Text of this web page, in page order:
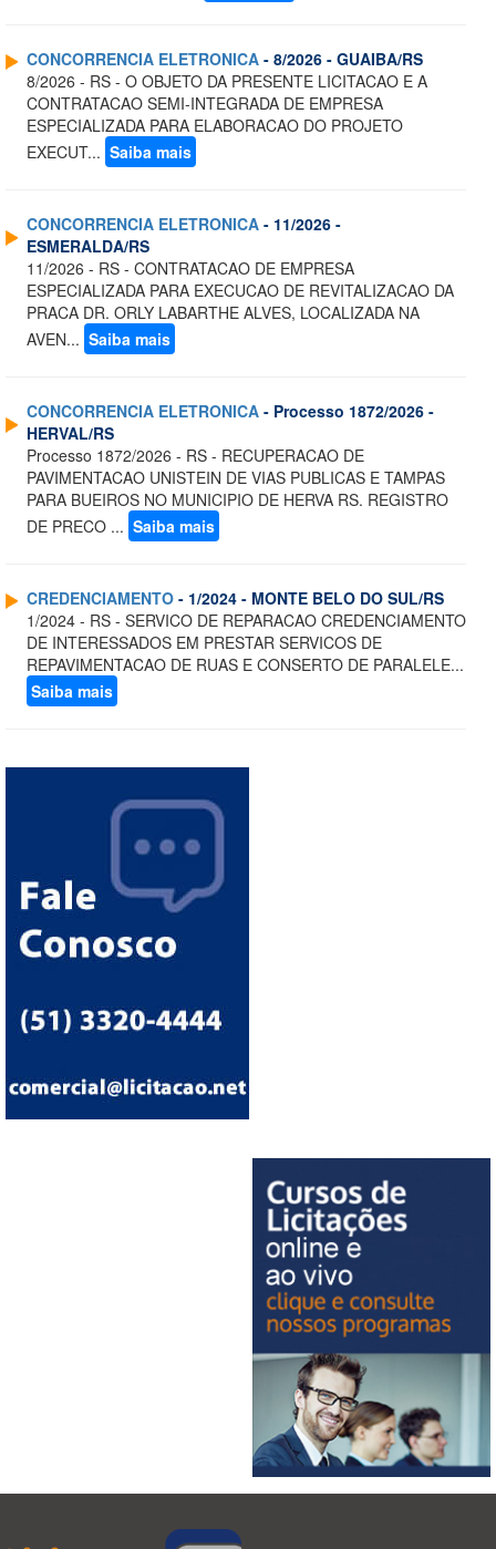
CONCORRENCIA ELETRONICA - 8/2026 - GUAIBA/RS
8/2026 - RS - O OBJETO DA PRESENTE LICITACAO E A
CONTRATACAO SEMI-INTEGRADA DE EMPRESA
ESPECIALIZADA PARA ELABORACAO DO PROJETO
EXECUT... Saiba mais
CONCORRENCIA ELETRONICA - 11/2026 -
ESMERALDA/RS
11/2026 - RS - CONTRATACAO DE EMPRESA
ESPECIALIZADA PARA EXECUCAO DE REVITALIZACAO DA
PRACA DR. ORLY LABARTHE ALVES, LOCALIZADA NA
AVEN... Saiba mais
CONCORRENCIA ELETRONICA - Processo 1872/2026 -
HERVAL/RS
Processo 1872/2026 - RS - RECUPERACAO DE
PAVIMENTACAO UNISTEIN DE VIAS PUBLICAS E TAMPAS
PARA BUEIROS NO MUNICIPIO DE HERVA RS. REGISTRO
DE PRECO ... Saiba mais
CREDENCIAMENTO - 1/2024 - MONTE BELO DO SUL/RS
1/2024 - RS - SERVICO DE REPARACAO CREDENCIAMENTO
DE INTERESSADOS EM PRESTAR SERVICOS DE
REPAVIMENTACAO DE RUAS E CONSERTO DE PARALELE...
Saiba mais